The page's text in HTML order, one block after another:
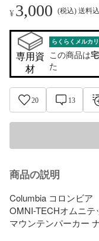
¥3,000 (税込) 送料
専用資
材
らくらくメルカ
この商品は
た
20 13
商品の説明
Columbia コロンビア
OMNI-TECHオムニテ
マウンテンパーカー